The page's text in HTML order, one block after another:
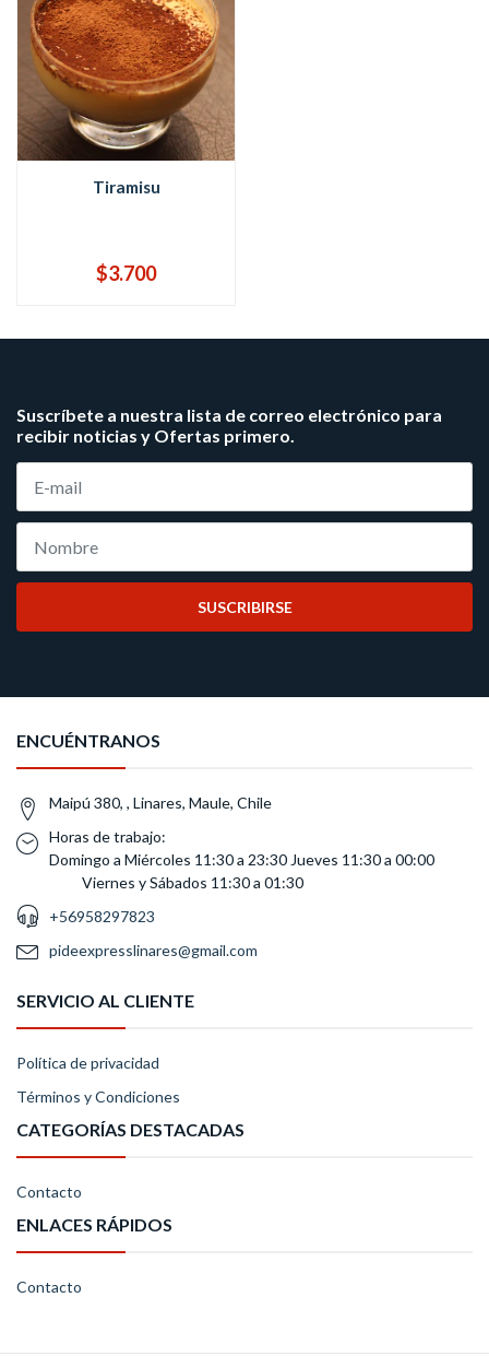
Tiramisu
$3.700
Suscríbete a nuestra lista de correo electrónico para
recibir noticias y Ofertas primero.
SUSCRIBIRSE
ENCUÉNTRANOS
Maipú 380, , Linares, Maule, Chile
Horas de trabajo:
Domingo a Miércoles 11:30 a 23:30 Jueves 11:30 a 00:00
Viernes y Sábados 11:30 a 01:30
+56958297823
pideexpresslinares@gmail.com
SERVICIO AL CLIENTE
Política de privacidad
Términos y Condiciones
CATEGORÍAS DESTACADAS
Contacto
ENLACES RÁPIDOS
Contacto